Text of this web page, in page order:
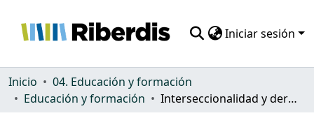
Iniciar sesión
Comunidades
Inicio
04. Educación y formación
Educación y formación
Interseccionalidad y derecho a la lectura. Aportes teórico-metodológicos para el fortalecimiento de la “ciudadanía” y el “fomento de la lectura” desde una perspectiva de Educación Inclusiva